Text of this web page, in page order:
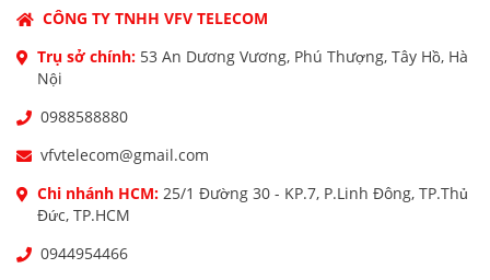
CÔNG TY TNHH VFV TELECOM
Trụ sở chính: 53 An Dương Vương, Phú Thượng, Tây Hồ, Hà
Nội
0988588880
vfvtelecom@gmail.com
Chi nhánh HCM: 25/1 Đường 30 - KP.7, P.Linh Đông, TP.Thủ
Đức, TP.HCM
0944954466